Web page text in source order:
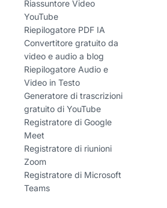
Riassuntore Video
YouTube
Riepilogatore PDF IA
Convertitore gratuito da
video e audio a blog
Riepilogatore Audio e
Video in Testo
Generatore di trascrizioni
gratuito di YouTube
Registratore di Google
Meet
Registratore di riunioni
Zoom
Registratore di Microsoft
Teams